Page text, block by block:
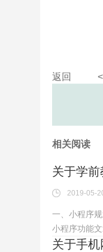
返回
相关阅读
关于学
2019-05-
一、小程序
小程序功能
关于手